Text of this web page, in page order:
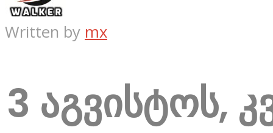
Written by mx
3 აგვისტოს,